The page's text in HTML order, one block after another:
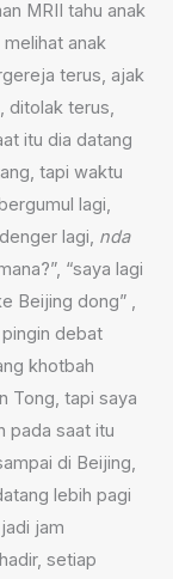
MRII tahu anak
anak
terus, ajak
ditolak terus,
itu dia datang
tapi waktu
lagi,
lagi, nda
“saya lagi
Beijing dong” ,
debat
khotbah
Tong, tapi saya
pada saat itu
di Beijing,
lebih pagi
jam
setiap